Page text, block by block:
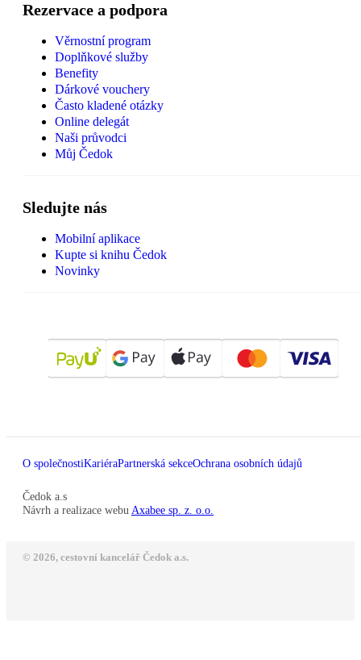
Rezervace a podpora
Věrnostní program
Doplňkové služby
Benefity
Dárkové vouchery
Často kladené otázky
Online delegát
Naši průvodci
Můj Čedok
Sledujte nás
Mobilní aplikace
Kupte si knihu Čedok
Novinky
O společnostiKariéraPartnerská sekceOchrana osobních údajů
Čedok a.s
Návrh a realizace webu Axabee sp. z. o.o.
© 2026, cestovní kancelář Čedok a.s.